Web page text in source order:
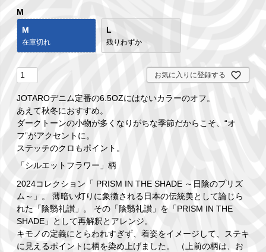
M
M
在庫切れ
L
残りわずか
お気に入りに登録する
JOTAROデニム定番の6.5OZにはないカラーのオフ。
あえて秋冬におすすめ。
ダークトーンの小物が多くなりがちな季節だからこそ、“オ
フ”がアクセントに。
ステッチのクロもポイント。
「シルエットフラワー」柄
2024コレクション「 PRISM IN THE SHADE ～日陰のプリズ
ム～」。 薄暗い灯りに象徴される日本の伝統美として論じら
れた「陰翳礼讃」。 その「陰翳礼讃」を「PRISM IN THE
SHADE」として再解釈とアレンジ。
キモノの定義にとらわれすぎず、着姿をイメージして、ステキ
に見えるポイントに柄を染め上げました。 （上前の柄は、お